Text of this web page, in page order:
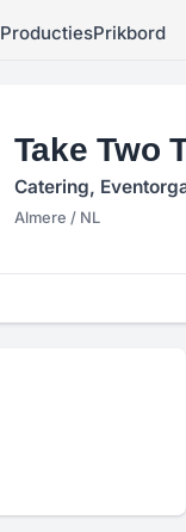
ProductiesPrikbord
Take Two
Catering,
Almere / NL